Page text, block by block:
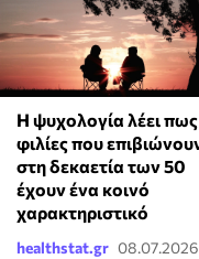
⁠Η ψυχολογία λέει πως
φιλίες που
στη δεκαετία των 50
έχουν ένα κοινό
χαρακτηριστικό
healthstat.gr